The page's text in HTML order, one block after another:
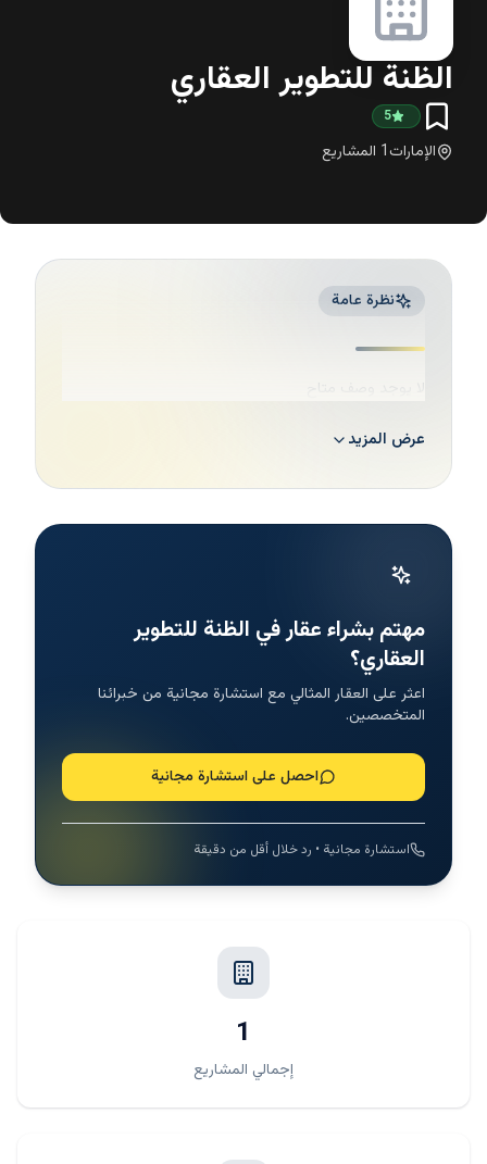
الظنة للتطوير العقاري
5
الإمارات1 المشاريع
نظرة عامة
لا يوجد وصف متاح
عرض المزيد
مهتم بشراء عقار في الظنة للتطوير
العقاري؟
اعثر على العقار المثالي مع استشارة مجانية من خبرائنا
المتخصصين.
احصل على استشارة مجانية
استشارة مجانية • رد خلال أقل من دقيقة
1
إجمالي المشاريع